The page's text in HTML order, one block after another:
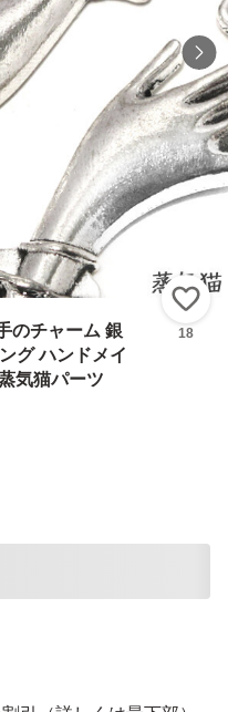
のチャーム 銀
グ ハンドメイ
気猫パーツ
18